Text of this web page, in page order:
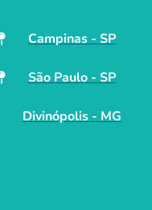
Campinas - SP
São Paulo - SP
Divinópolis - MG